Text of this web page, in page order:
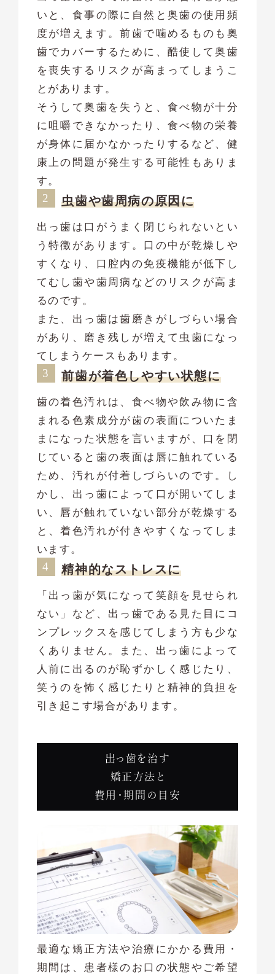
いと、食事の際に自然と奥歯の使用頻
度が増えます。前歯で噛めるものも奥
歯でカバーするために、酷使して奥歯
を喪失するリスクが高まってしまうこ
とがあります。
そうして奥歯を失うと、食べ物が十分
に咀嚼できなかったり、食べ物の栄養
が身体に届かなかったりするなど、健
康上の問題が発生する可能性もありま
す。
虫歯や歯周病の原因に
出っ歯は口がうまく閉じられないとい
う特徴があります。口の中が乾燥しや
すくなり、口腔内の免疫機能が低下し
てむし歯や歯周病などのリスクが高ま
るのです。
また、出っ歯は歯磨きがしづらい場合
があり、磨き残しが増えて虫歯になっ
てしまうケースもあります。
前歯が着色しやすい状態に
歯の着色汚れは、食べ物や飲み物に含
まれる色素成分が歯の表面についたま
まになった状態を言いますが、口を閉
じていると歯の表面は唇に触れている
ため、汚れが付着しづらいのです。し
かし、出っ歯によって口が開いてしま
い、唇が触れていない部分が乾燥する
と、着色汚れが付きやすくなってしま
います。
精神的なストレスに
「出っ歯が気になって笑顔を見せられ
ない」など、出っ歯である見た目にコ
ンプレックスを感じてしまう方も少な
くありません。また、出っ歯によって
人前に出るのが恥ずかしく感じたり、
笑うのを怖く感じたりと精神的負担を
引き起こす場合があります。
出っ歯を治す
矯正方法と
費用・期間の目安
最適な矯正方法や治療にかかる費用・
期間は、患者様のお口の状態やご希望